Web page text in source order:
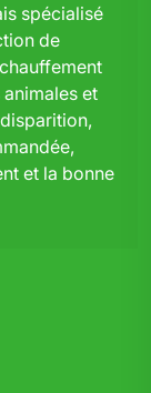
spécialisé
de
et
et la bonne